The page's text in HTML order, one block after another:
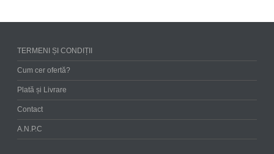
TERMENI ȘI CONDIȚII
Cum cer ofertă?
Plată și Livrare
Contact
A.N.P.C